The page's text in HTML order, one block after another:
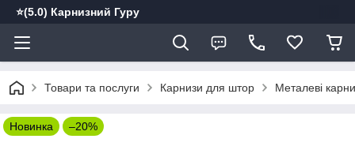
⭐️(5.0) Карнизний Гуру
Товари та послуги Карнизи для штор Металеві
Новинка –20%